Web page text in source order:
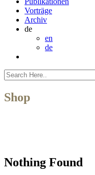
Vorträge
Archiv
de
en
de
Shop
Nothing Found